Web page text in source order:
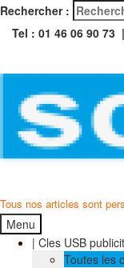
Rechercher :
Tel : 01 46 06 90 73 |
Tous nos articles sont
Menu
| Cles USB
Toutes les